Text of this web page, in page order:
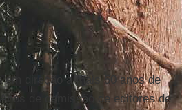
direção a mais 50 anos de
de demissão de editores de